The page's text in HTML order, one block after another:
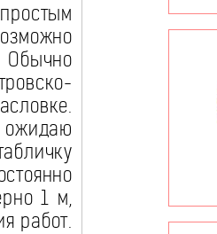
Обычно
1 м,
работ.